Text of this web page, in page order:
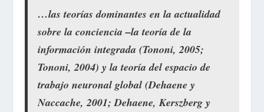
…las teorías dominantes en la actualidad
sobre la conciencia –la teoría de la
información integrada (Tononi, 2005;
Tononi, 2004) y la teoría del espacio de
trabajo neuronal global (Dehaene y
Naccache, 2001; Dehaene, Kerszberg y